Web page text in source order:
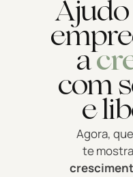
a
com
e
Agora,
te